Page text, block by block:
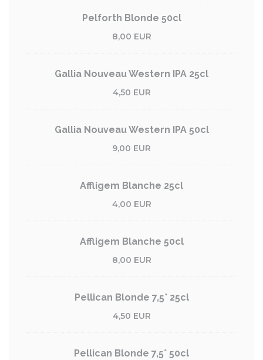
Pelforth Blonde 50cl
8,00 EUR
Gallia Nouveau Western IPA 25cl
4,50 EUR
Gallia Nouveau Western IPA 50cl
9,00 EUR
Affligem Blanche 25cl
4,00 EUR
Affligem Blanche 50cl
8,00 EUR
Pellican Blonde 7,5° 25cl
4,50 EUR
Pellican Blonde 7,5° 50cl